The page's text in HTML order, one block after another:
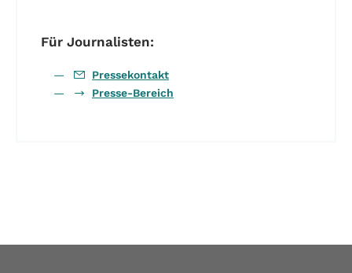
Für Journalisten:
Pressekontakt
Presse-Bereich